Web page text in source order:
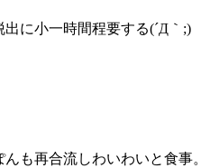
に小一時間程要する(´Д｀;)
も再合流しわいわいと食事。